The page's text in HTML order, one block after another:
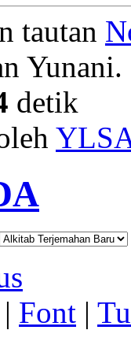
tautan
detik
| Font |